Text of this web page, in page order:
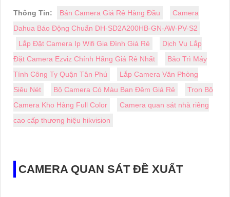
Thông Tin: Bán Camera Giá Rẻ Hàng Đầu
Camera
Dahua Báo Động Chuẩn DH-SD2A200HB-GN-AW-PV-S2
Lắp Đặt Camera Ip Wifi Gia Đình Giá Rẻ
Dịch Vụ Lắp
Đặt Camera Ezviz Chính Hãng Giá Rẻ Nhất
Bảo Trì Máy
Tính Công Ty Quận Tân Phú
Lắp Camera Văn Phòng
Siêu Nét
Bộ Camera Có Màu Ban Đêm Giá Rẻ
Trọn Bộ
Camera Kho Hàng Full Color
Camera quan sát nhà riêng
cao cấp thương hiệu hikvision
CAMERA QUAN SÁT ĐỀ XUẤT